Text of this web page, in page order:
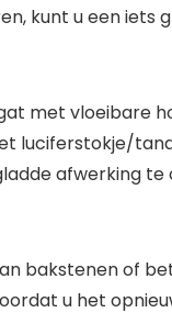
kunt u een
met vloeibare
luciferstokje/
afwerking te
bakstenen of
u het